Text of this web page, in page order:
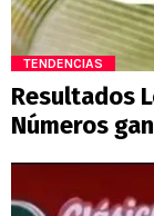
TENDENCIAS
Resultados
Números